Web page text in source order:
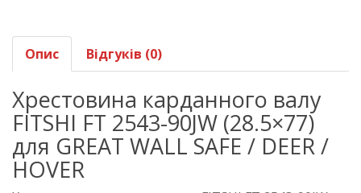
Опис Відгуків (0)
Хрестовина карданного валу
FITSHI FT 2543-90JW (28.5×77)
для GREAT WALL SAFE / DEER /
HOVER